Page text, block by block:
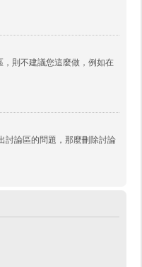
則不建議您這麼做，例如在
討論區的問題，那麼刪除討論